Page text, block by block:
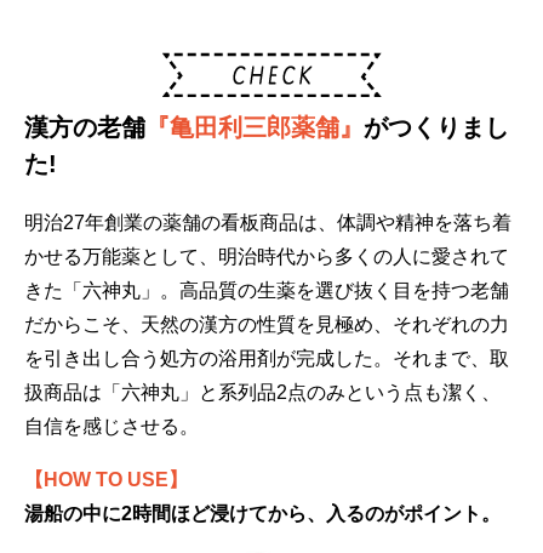
漢方の老舗 『亀田利三郎薬舗』 がつくりまし
た!
明治27年創業の薬舗の看板商品は、体調や精神を落ち着
かせる万能薬として、明治時代から多くの人に愛されて
きた「六神丸」。高品質の生薬を選び抜く目を持つ老舗
だからこそ、天然の漢方の性質を見極め、それぞれの力
を引き出し合う処方の浴用剤が完成した。それまで、取
扱商品は「六神丸」と系列品2点のみという点も潔く、
自信を感じさせる。
【HOW TO USE】
湯船の中に2時間ほど浸けてから、入るのがポイント。